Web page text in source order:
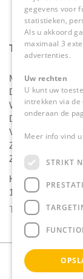
Tuincentrum
Maandag
Dinsdag
Woensdag
Donderdag
Vrijdag
Zaterdag
Zondag
Het 'Bloemetje
17.00 uur!
Toon alle
Tuincentrum
gegevens voor
statistieken,
Als u akkoord
maximaal 3
advertenties.
Uw rechten
U kunt uw
intrekken via
onderaan de
Meer info vind u
STRIKT